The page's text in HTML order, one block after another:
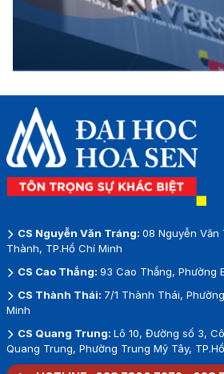
CS Nguyễn Văn Tráng: 08 Nguyễn Văn
Thành, TP.Hồ Chí Minh
CS Cao Thắng: 93 Cao Thắng, Phường
CS Thành Thái: 7/1 Thành Thái,
Minh
CS Quang Trung: Lô 10, Đường số 3,
Quang Trung, Phường Trung Mỹ Tây,